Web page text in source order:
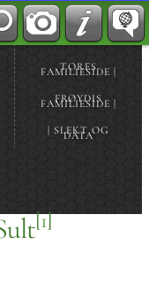
TORES
FAMILIESIDE |
FRØYDIS
FAMILIESIDE |
| SLEKT OG
DATA
[1]